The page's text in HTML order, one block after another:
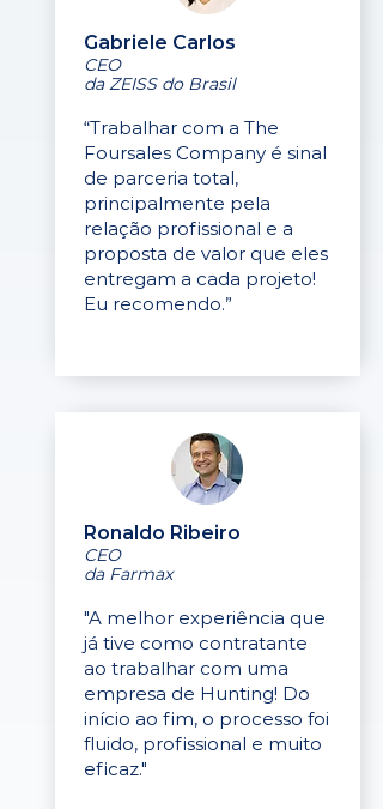
Gabriele Carlos
CEO
da ZEISS do Brasil
“Trabalhar com a The
Foursales Company é sinal
de parceria total,
principalmente pela
relação profissional e a
proposta de valor que eles
entregam a cada projeto!
Eu recomendo.”
Ronaldo Ribeiro
CEO
da Farmax
"A melhor experiência que
já tive como contratante
ao trabalhar com uma
empresa de Hunting! Do
início ao fim, o processo foi
fluido, profissional e muito
eficaz."